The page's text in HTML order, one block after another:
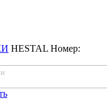
HESTAL Номер: